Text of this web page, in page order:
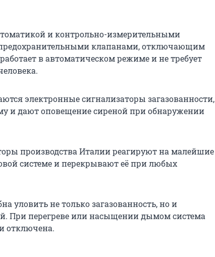
и контрольно-измерительными
клапанами, отключающим
в автоматическом режиме и не требует
электронные сигнализаторы загазованности,
и дают оповещение сиреной при обнаружении
производства Италии реагируют на малейшие
системе и перекрывают её при любых
уловить не только загазованность, но и
При перегреве или насыщении дымом система
отключена.